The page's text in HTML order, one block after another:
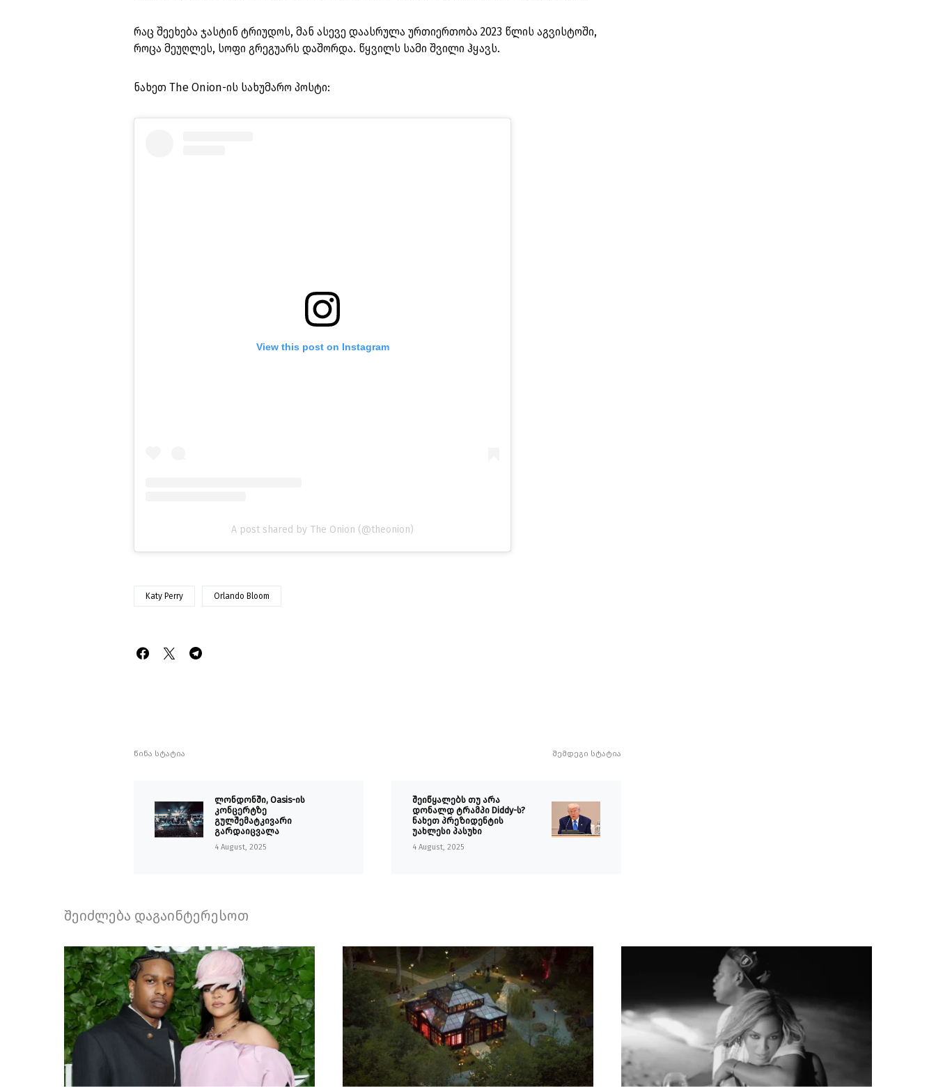
რაც შეეხება ჯასტინ ტრიუდოს, მან ასევე დაასრულა ურთიერთობა 2023 წლის აგვისტოში,
როცა მეუღლეს, სოფი გრეგუარს დაშორდა. წყვილს სამი შვილი ჰყავს.
ნახეთ The Onion-ის სახუმარო პოსტი:
View this post on Instagram
A post shared by The Onion (@theonion)
Katy Perry Orlando Bloom
წინა სტატია
ლონდონში, Oasis-ის
კონცერტზე
გულშემატკივარი
გარდაიცვალა
4 August, 2025
შემდეგი სტატია
შეიწყალებს თუ არა
დონალდ ტრამპი Diddy-ს?
ნახეთ პრეზიდენტის
უახლესი პასუხი
4 August, 2025
შეიძლება დაგაინტერესოთ